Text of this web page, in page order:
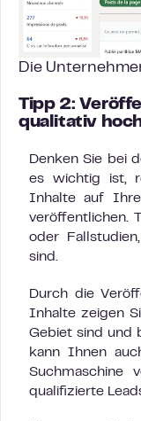
Die
Tipp 2:
qualitativ
Denken Sie bei
es wichtig ist,
Inhalte auf
veröffentlichen.
oder
sind.
Durch die
Inhalte zeigen
Gebiet sind und
kann Ihnen
Suchmaschine
qualifizierte